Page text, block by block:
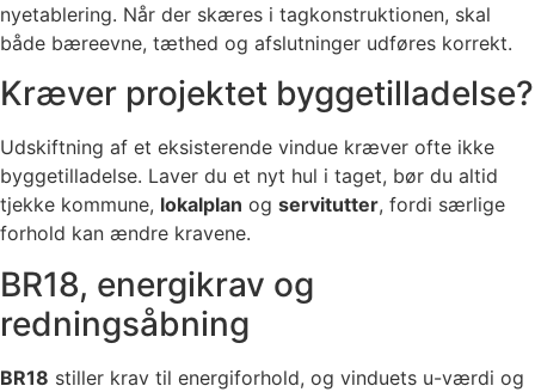
nyetablering. Når der skæres i tagkonstruktionen, skal
både bæreevne, tæthed og afslutninger udføres korrekt.
Kræver projektet byggetilladelse?
Udskiftning af et eksisterende vindue kræver ofte ikke
byggetilladelse. Laver du et nyt hul i taget, bør du altid
tjekke kommune, lokalplan og servitutter, fordi særlige
forhold kan ændre kravene.
BR18, energikrav og
redningsåbning
BR18 stiller krav til energiforhold, og vinduets u-værdi og